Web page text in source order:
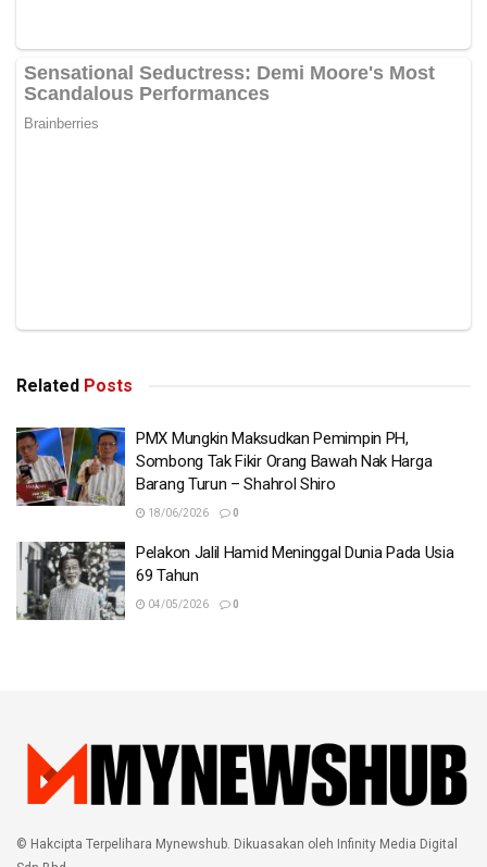
Related Posts
PMX Mungkin Maksudkan Pemimpin PH,
Sombong Tak Fikir Orang Bawah Nak Harga
Barang Turun – Shahrol Shiro
18/06/2026 0
Pelakon Jalil Hamid Meninggal Dunia Pada Usia
69 Tahun
04/05/2026 0
© Hakcipta Terpelihara Mynewshub. Dikuasakan oleh Infinity Media Digital